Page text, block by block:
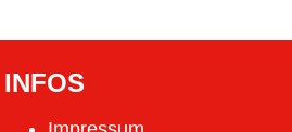
INFOS